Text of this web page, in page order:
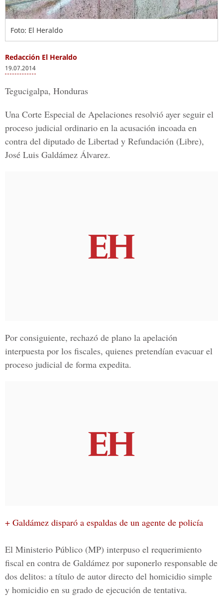
Foto: El Heraldo
Redacción El Heraldo
19.07.2014
Tegucigalpa, Honduras
Una Corte Especial de Apelaciones resolvió ayer seguir el
proceso judicial ordinario en la acusación incoada en
contra del diputado de Libertad y Refundación (Libre),
José Luis Galdámez Álvarez.
Por consiguiente, rechazó de plano la apelación
interpuesta por los fiscales, quienes pretendían evacuar el
proceso judicial de forma expedita.
+ Galdámez disparó a espaldas de un agente de policía
El Ministerio Público (MP) interpuso el requerimiento
fiscal en contra de Galdámez por suponerlo responsable de
dos delitos: a título de autor directo del homicidio simple
y homicidio en su grado de ejecución de tentativa.